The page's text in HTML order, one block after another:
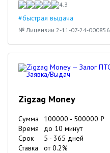
4.3
#быстрая выдача
№ Лицензии 2-11-07-24-000856
Zigzag Money
Сумма 100000 - 500000 ₽
Время
до 10 минут
Срок
5 - 365 дней
Ставка
от0.2%